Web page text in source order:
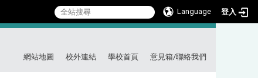
Language 登入
網站地圖
校外連結 學校首頁 意見箱/聯絡我們